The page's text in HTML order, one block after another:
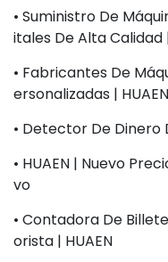
• Suministro De
Itales De Alta Calidad
• Fabricantes De
Ersonalizadas | HUAEN
• Detector De Dinero
• HUAEN | Nuevo
Vo
• Contadora De
Orista | HUAEN